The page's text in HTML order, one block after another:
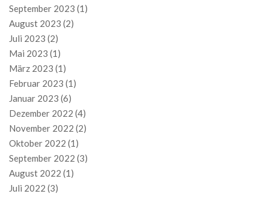
September 2023 (1)
August 2023 (2)
Juli 2023 (2)
Mai 2023 (1)
März 2023 (1)
Februar 2023 (1)
Januar 2023 (6)
Dezember 2022 (4)
November 2022 (2)
Oktober 2022 (1)
September 2022 (3)
August 2022 (1)
Juli 2022 (3)